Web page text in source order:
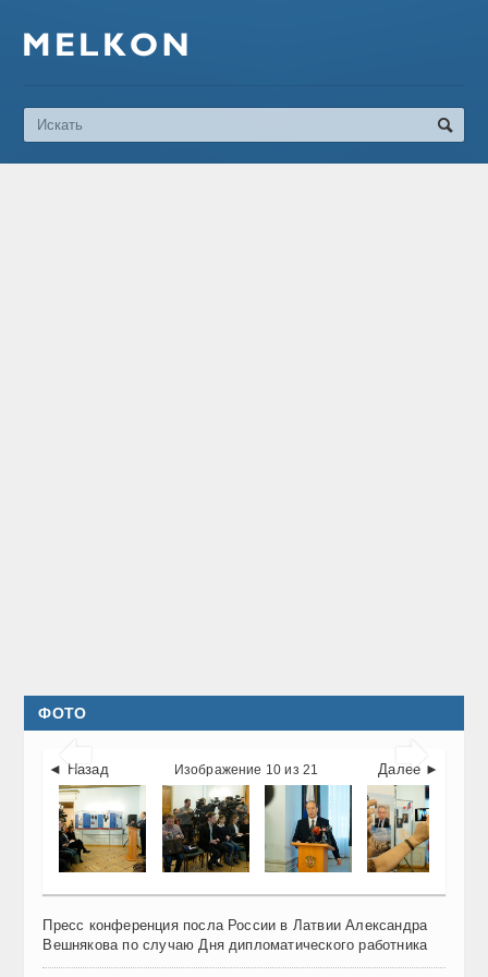
ФОТО
 
◄ Назад Далее ►
Изображение 10 из 21
Пресс конференция посла России в Латвии Александра
Вешнякова по случаю Дня дипломатического работника